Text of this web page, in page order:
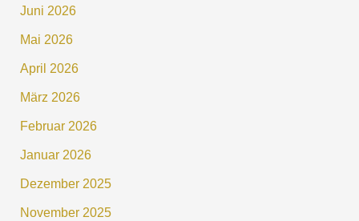
Juni 2026
Mai 2026
April 2026
März 2026
Februar 2026
Januar 2026
Dezember 2025
November 2025